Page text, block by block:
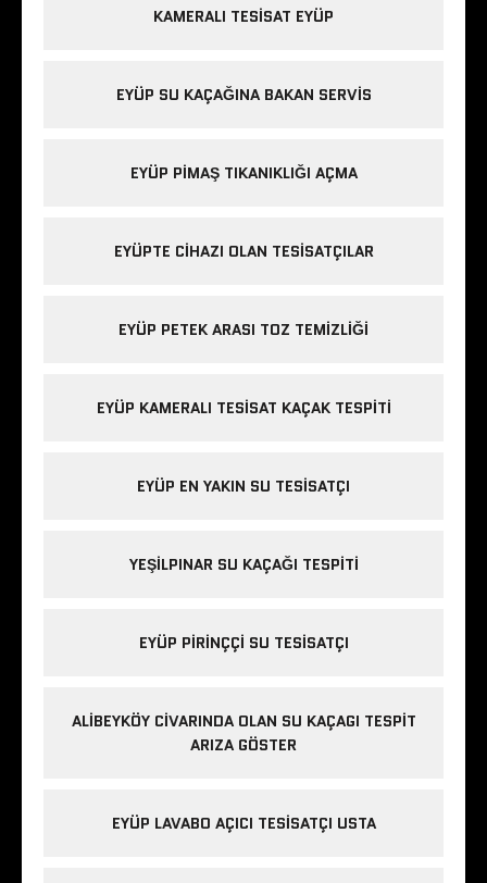
KAMERALI TESISAT EYÜP
EYÜP SU KAÇAĞINA BAKAN SERVIS
EYÜP PIMAŞ TIKANIKLIĞI AÇMA
EYÜPTE CIHAZI OLAN TESISATÇILAR
EYÜP PETEK ARASI TOZ TEMIZLIĞI
EYÜP KAMERALI TESISAT KAÇAK TESPITI
EYÜP EN YAKIN SU TESISATÇI
YEŞILPINAR SU KAÇAĞI TESPITI
EYÜP PIRINÇÇI SU TESISATÇI
ALIBEYKÖY CIVARINDA OLAN SU KAÇAGI TESPIT
ARIZA GÖSTER
EYÜP LAVABO AÇICI TESISATÇI USTA